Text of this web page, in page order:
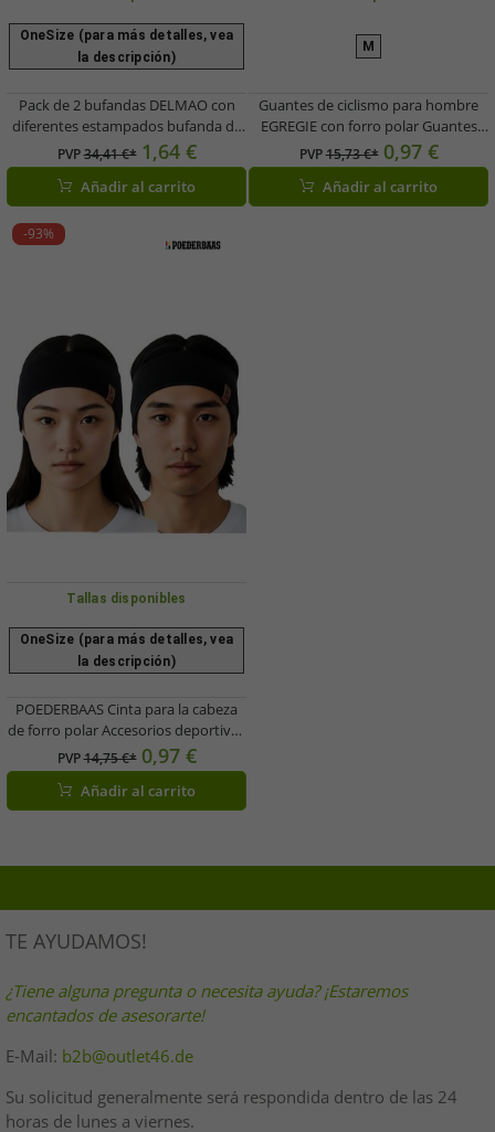
OneSize (para más detalles, vea
la descripción)
Pack de 2 bufandas DELMAO con
diferentes estampados bufanda de
uso diario 8168 3644
Blanco/Negro/Rojo
PVP34,41 €* 1,64 €
Añadir al carrito
M
Guantes de ciclismo para hombre
EGREGIE con forro polar Guantes
para correr con función táctil para
smartphone Guantes deportivos
negros
PVP15,73 €* 0,97 €
Añadir al carrito
-93%
Tallas disponibles
OneSize (para más detalles, vea
la descripción)
POEDERBAAS Cinta para la cabeza
de forro polar Accesorios deportivos
Equipamiento deportivo HB01
Negro
PVP14,75 €* 0,97 €
Añadir al carrito
TE AYUDAMOS!
¿Tiene alguna pregunta o necesita ayuda? ¡Estaremos
encantados de asesorarte!
E-Mail: b2b@outlet46.de
Su solicitud generalmente será respondida dentro de las 24
horas de lunes a viernes.